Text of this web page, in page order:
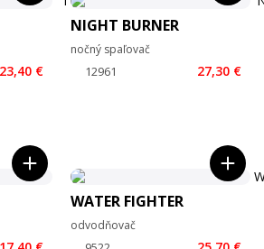
23,40 €
NIGHT BURNER
nočný spaľovač
27,30 €
WATER FIGHTER
odvodňovač